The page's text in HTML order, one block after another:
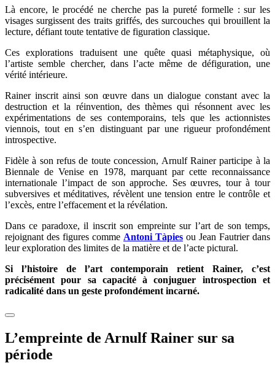
Là encore, le procédé ne cherche pas la pureté formelle : sur les
visages surgissent des traits griffés, des surcouches qui brouillent la
lecture, défiant toute tentative de figuration classique.
Ces explorations traduisent une quête quasi métaphysique, où
l’artiste semble chercher, dans l’acte même de défiguration, une
vérité intérieure.
Rainer inscrit ainsi son œuvre dans un dialogue constant avec la
destruction et la réinvention, des thèmes qui résonnent avec les
expérimentations de ses contemporains, tels que les actionnistes
viennois, tout en s’en distinguant par une rigueur profondément
introspective.
Fidèle à son refus de toute concession, Arnulf Rainer participe à la
Biennale de Venise en 1978, marquant par cette reconnaissance
internationale l’impact de son approche. Ses œuvres, tour à tour
subversives et méditatives, révèlent une tension entre le contrôle et
l’excès, entre l’effacement et la révélation.
Dans ce paradoxe, il inscrit son empreinte sur l’art de son temps,
rejoignant des figures comme Antoni Tàpies ou Jean Fautrier dans
leur exploration des limites de la matière et de l’acte pictural.
Si l’histoire de l’art contemporain retient Rainer, c’est
précisément pour sa capacité à conjuguer introspection et
radicalité dans un geste profondément incarné.
L’empreinte de Arnulf Rainer sur sa
période